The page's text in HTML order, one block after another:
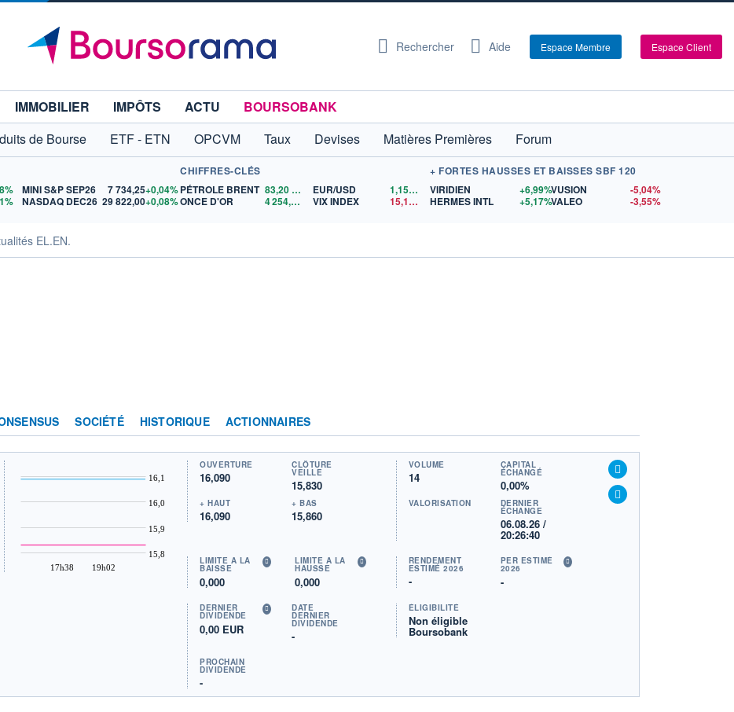
Rechercher Aide Espace Membre Espace Client
IMMOBILIER IMPÔTS ACTU
BOURSOBANK
de Bourse ETF - ETN OPCVM Taux Devises Matières Premières
Forum
MINI S&P SEP26 7 734,25+0,04%
NASDAQ DEC26 29 822,00+0,08%
CHIFFRES-CLÉS
PÉTROLE BRENT 83,20
ONCE D'OR
4 254,46 $US
EUR/USD 1,1522
$US
VIX INDEX
15,15$US
+ FORTES HAUSSES ET BAISSES SBF 120
VIRIDIEN
+6,99%
HERMES INTL
+5,17%
VUSION
-5,04%
VALEO
-3,55%
EL.EN.
SOCIÉTÉ HISTORIQUE ACTIONNAIRES
17h38 19h02
15,8
15,9
16,0
16,1
OUVERTURE
16,090
CLÔTURE
VEILLE
15,830
+ HAUT
16,090
+ BAS
15,860
VOLUME
14
CAPITAL
ÉCHANGÉ
0,00%
VALORISATION DERNIER
ÉCHANGE
06.08.26 /
20:26:40
LIMITE À LA
BAISSE
0,000
LIMITE À LA
HAUSSE
0,000
RENDEMENT
ESTIMÉ 2026
-
PER ESTIMÉ
2026
-
DERNIER
DIVIDENDE
0,00 EUR
DATE
DERNIER
DIVIDENDE
-
PROCHAIN
DIVIDENDE
-
ÉLIGIBILITÉ
Non éligible
Boursobank